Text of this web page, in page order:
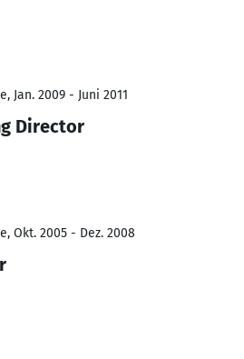
Jan. 2009 - Juni 2011
Director
Okt. 2005 - Dez. 2008